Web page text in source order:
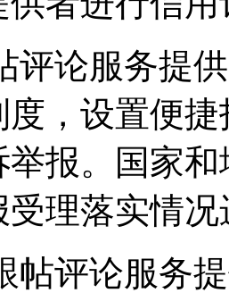
评论服务提
，设置便
举报。国家
理落实情
帖评论服务